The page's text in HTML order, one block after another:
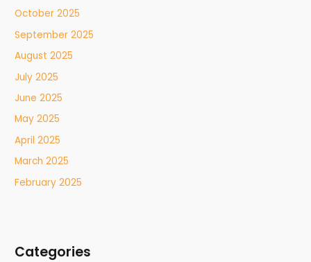
October 2025
September 2025
August 2025
July 2025
June 2025
May 2025
April 2025
March 2025
February 2025
Categories